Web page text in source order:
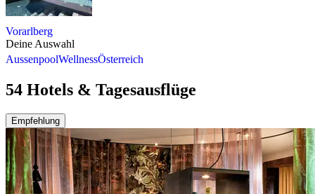
Vorarlberg
Deine Auswahl
AussenpoolWellnessÖsterreich
54 Hotels & Tagesausflüge
Empfehlung